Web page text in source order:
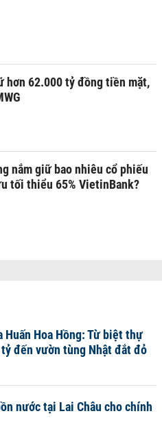
hơn 62.000 tỷ đồng tiền mặt,
nắm giữ bao nhiêu cổ phiếu
tối thiểu 65% VietinBank?
Huấn Hoa Hồng: Từ biệt thự
đến vườn tùng Nhật đắt đỏ
nước tại Lai Châu cho chính